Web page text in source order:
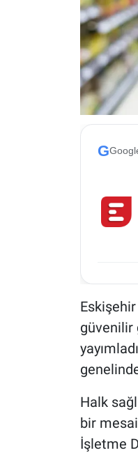
G
güvenilir
Halk
bir
İşletme
Eskişehir
Eskişehir Otobüs